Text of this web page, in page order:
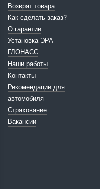
Возврат товара
Как сделать заказ?
О гарантии
Установка ЭРА-
ГЛОНАСС
Наши работы
Контакты
Рекомендации для
автомобиля
Страхование
Вакансии